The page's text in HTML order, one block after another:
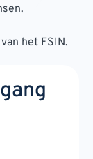
het FSIN.